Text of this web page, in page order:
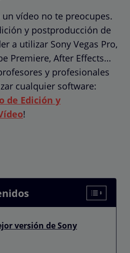
vídeo no te preocupes.
y postproducción de
a utilizar Sony Vegas Pro,
Premiere, After Effects…
y profesionales
cualquier software:
de Edición y
!
versión de Sony